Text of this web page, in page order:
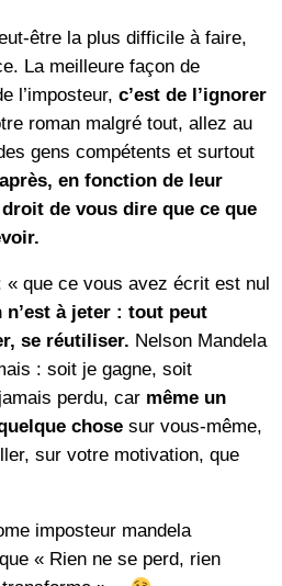
être la plus difficile à faire,
La meilleure façon de
l’imposteur, c’est de l’ignorer
roman malgré tout, allez au
gens compétents et surtout
en fonction de leur
de vous dire que ce que
« que ce vous avez écrit est nul
n’est à jeter : tout peut
se réutiliser. Nelson Mandela
: soit je gagne, soit
perdu, car même un
chose sur vous-même,
sur votre motivation, que
« Rien ne se perd, rien